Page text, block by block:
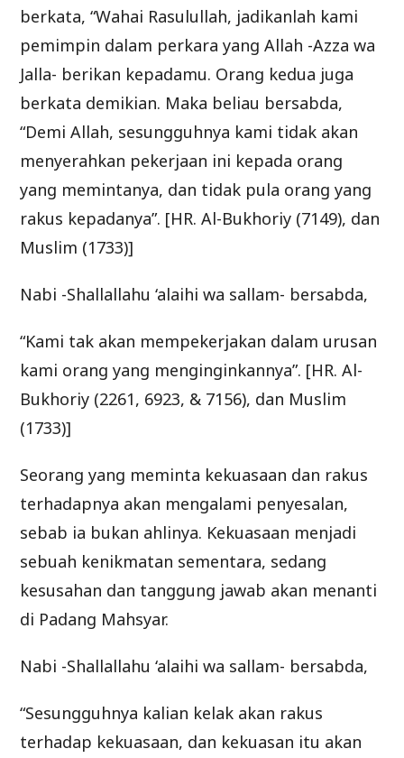
berkata, “Wahai Rasulullah, jadikanlah kami
pemimpin dalam perkara yang Allah -Azza wa
Jalla- berikan kepadamu. Orang kedua juga
berkata demikian. Maka beliau bersabda,
“Demi Allah, sesungguhnya kami tidak akan
menyerahkan pekerjaan ini kepada orang
yang memintanya, dan tidak pula orang yang
rakus kepadanya”. [HR. Al-Bukhoriy (7149), dan
Muslim (1733)]
Nabi -Shallallahu ‘alaihi wa sallam- bersabda,
“Kami tak akan mempekerjakan dalam urusan
kami orang yang menginginkannya”. [HR. Al-
Bukhoriy (2261, 6923, & 7156), dan Muslim
(1733)]
Seorang yang meminta kekuasaan dan rakus
terhadapnya akan mengalami penyesalan,
sebab ia bukan ahlinya. Kekuasaan menjadi
sebuah kenikmatan sementara, sedang
kesusahan dan tanggung jawab akan menanti
di Padang Mahsyar.
Nabi -Shallallahu ‘alaihi wa sallam- bersabda,
“Sesungguhnya kalian kelak akan rakus
terhadap kekuasaan, dan kekuasan itu akan